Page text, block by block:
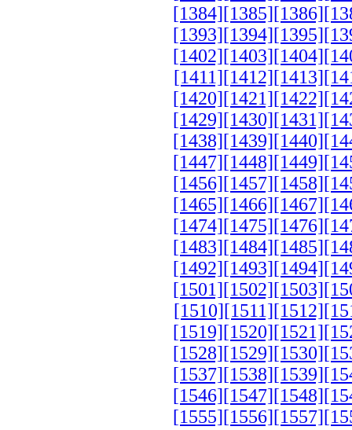
[1384] [1385] [1386]
[1393] [1394] [1395]
[1402] [1403] [1404]
[1411] [1412] [1413]
[1420] [1421] [1422]
[1429] [1430] [1431]
[1438] [1439] [1440]
[1447] [1448] [1449]
[1456] [1457] [1458]
[1465] [1466] [1467]
[1474] [1475] [1476]
[1483] [1484] [1485]
[1492] [1493] [1494]
[1501] [1502] [1503]
[1510] [1511] [1512]
[1519] [1520] [1521]
[1528] [1529] [1530]
[1537] [1538] [1539]
[1546] [1547] [1548]
[1555] [1556] [1557]